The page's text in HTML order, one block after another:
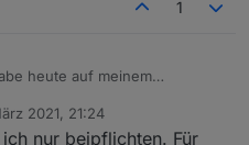
1
heute auf meinem
an ohne Probleme. Auch das
hat problemlos (an einem
Dank!
2021, 21:24
nur beipflichten. Für